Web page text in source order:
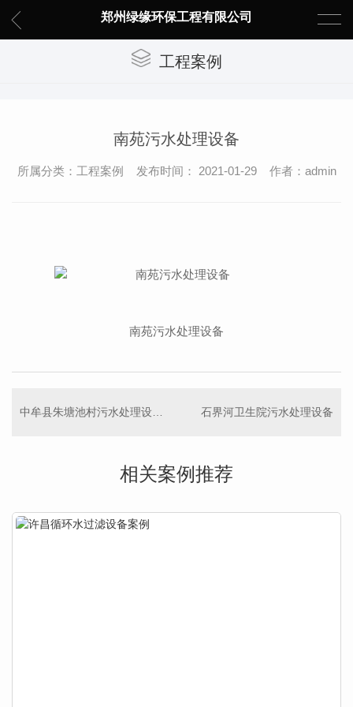
郑州绿缘环保工程有限公司
工程案例
南苑污水处理设备
所属分类：工程案例 发布时间： 2021-01-29 作者：admin
南苑污水处理设备
石界河卫生院污水处理设备
相关案例推荐